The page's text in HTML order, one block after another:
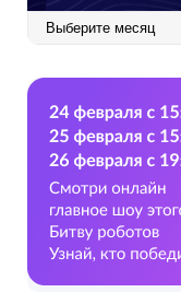
Архив